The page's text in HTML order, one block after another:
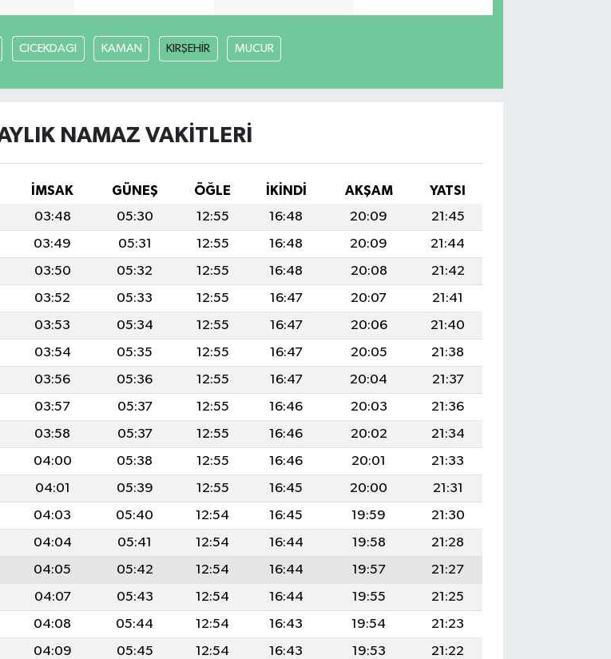
CICEKDAGI KAMAN KIRŞEHİR MUCUR
NAMAZ VAKITLERI
İMSAK GÜNEŞ ÖĞLE İKINDI AKŞAM
YATSI
03:48 05:30 12:55 16:48 20:09
21:45
03:49 05:31 12:55 16:48 20:09
21:44
03:50 05:32 12:55 16:48 20:08
21:42
03:52 05:33 12:55 16:47 20:07
21:41
03:53 05:34 12:55 16:47 20:06
21:40
03:54 05:35 12:55 16:47 20:05
21:38
03:56 05:36 12:55 16:47 20:04
21:37
03:57 05:37 12:55 16:46 20:03
21:36
03:58 05:37 12:55 16:46 20:02
21:34
04:00 05:38 12:55 16:46 20:01
21:33
04:01 05:39 12:55 16:45 20:00
21:31
04:03 05:40 12:54 16:45 19:59
21:30
04:04 05:41 12:54 16:44 19:58
21:28
04:05 05:42 12:54 16:44 19:57
21:27
04:07 05:43 12:54 16:44 19:55
21:25
04:08 05:44 12:54 16:43 19:54
21:23
04:09 05:45 12:54 16:43 19:53
21:22